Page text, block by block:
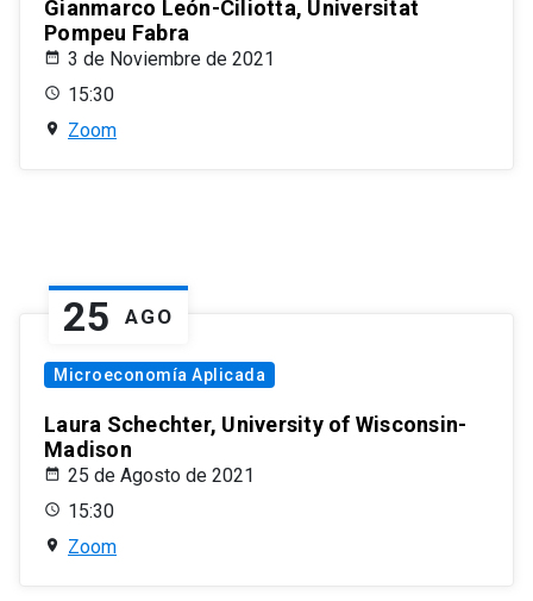
Gianmarco León-Ciliotta, Universitat
Pompeu Fabra
3 de Noviembre de 2021
15:30
Zoom
25 AGO
Microeconomía Aplicada
Laura Schechter, University of Wisconsin-
Madison
25 de Agosto de 2021
15:30
Zoom